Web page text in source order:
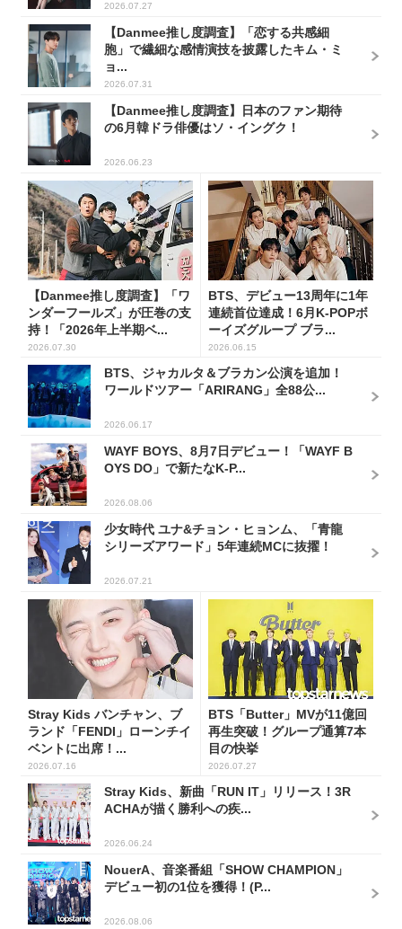
2026.07.27
【Danmee推し度調査】「恋する共感細
胞」で繊細な感情演技を披露したキム・ミ
ョ...
2026.07.31
【Danmee推し度調査】日本のファン期待
の6月韓ドラ俳優はソ・イングク！
2026.06.23
【Danmee推し度調査】「ワ
ンダーフールズ」が圧巻の支
持！「2026年上半期ベ...
2026.07.30
BTS、デビュー13周年に1年
連続首位達成！6月K-POPボ
ーイズグループ ブラ...
2026.06.15
BTS、ジャカルタ＆ブラカン公演を追加！
ワールドツアー「ARIRANG」全88公...
2026.06.17
WAYF BOYS、8月7日デビュー！「WAYF B
OYS DO」で新たなK-P...
2026.08.06
少女時代 ユナ&チョン・ヒョンム、「青龍
シリーズアワード」5年連続MCに抜擢！
2026.07.21
Stray Kids バンチャン、ブ
ランド「FENDI」ローンチイ
ベントに出席！...
2026.07.16
BTS「Butter」MVが11億回
再生突破！グループ通算7本
目の快挙
2026.07.27
Stray Kids、新曲「RUN IT」リリース！3R
ACHAが描く勝利への疾...
2026.06.24
NouerA、音楽番組「SHOW CHAMPION」
デビュー初の1位を獲得！(P...
2026.08.06